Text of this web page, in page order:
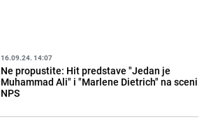
16.09.24. 14:07
Ne propustite: Hit predstave "Jedan je
Muhammad Ali" i "Marlene Dietrich" na sceni
NPS